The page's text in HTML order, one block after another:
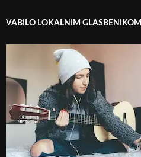
VABILO LOKALNIM GLASBENIKOM